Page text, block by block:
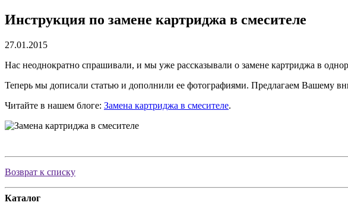
Инструкция по замене картриджа в смесителе
27.01.2015
Нас неоднократно спрашивали, и мы уже рассказывали о замене картриджа в
Теперь мы дописали статью и дополнили ее фотографиями. Предлагаем Вашему
Читайте в нашем блоге: Замена картриджа в смесителе.
Возврат к списку
Каталог